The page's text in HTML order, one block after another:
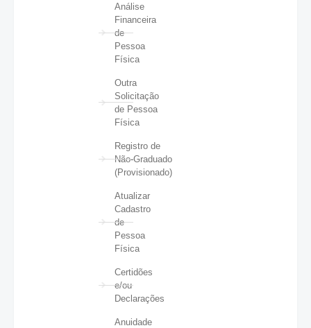
Análise
Financeira
de
Pessoa
Física
Outra
Solicitação
de Pessoa
Física
Registro de
Não-Graduado
(Provisionado)
Atualizar
Cadastro
de
Pessoa
Física
Certidões
e/ou
Declarações
Anuidade